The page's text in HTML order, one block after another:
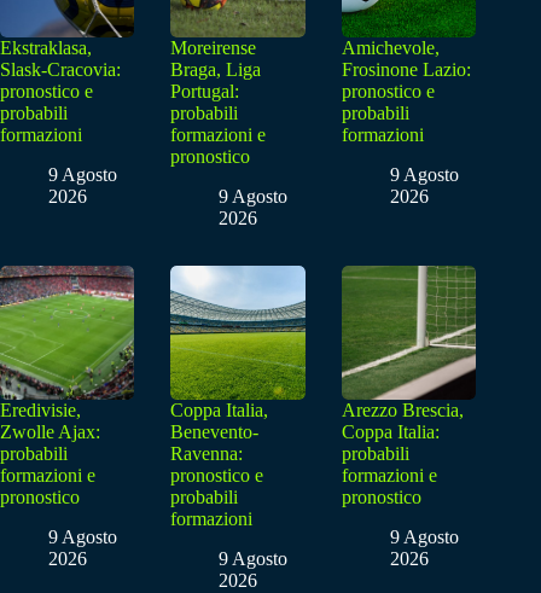
Ekstraklasa,
Slask-Cracovia:
pronostico e
probabili
formazioni
9 Agosto
2026
Moreirense
Braga, Liga
Portugal:
probabili
formazioni e
pronostico
9 Agosto
2026
Amichevole,
Frosinone Lazio:
pronostico e
probabili
formazioni
9 Agosto
2026
Eredivisie,
Zwolle Ajax:
probabili
formazioni e
pronostico
9 Agosto
2026
Coppa Italia,
Benevento-
Ravenna:
pronostico e
probabili
formazioni
9 Agosto
2026
Arezzo Brescia,
Coppa Italia:
probabili
formazioni e
pronostico
9 Agosto
2026